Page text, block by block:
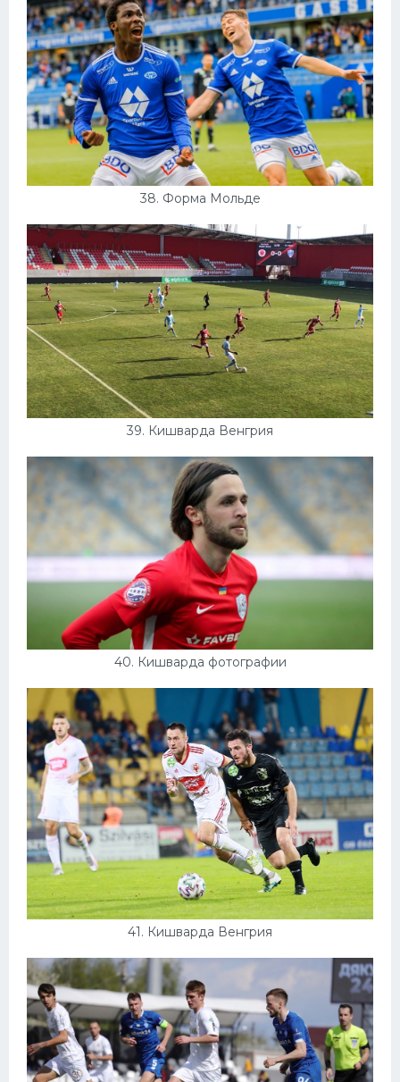
38. Форма Мольде
39. Кишварда Венгрия
40. Кишварда фотографии
41. Кишварда Венгрия